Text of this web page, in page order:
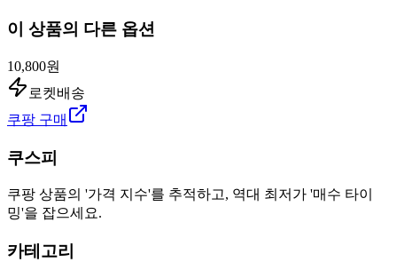
이 상품의 다른 옵션
10,800원
로켓배송
쿠팡 구매
쿠스피
쿠팡 상품의 '가격 지수'를 추적하고, 역대 최저가 '매수 타이
밍'을 잡으세요.
카테고리